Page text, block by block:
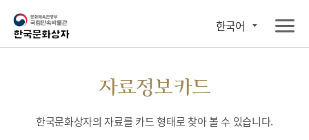
한국어
자료정보카드
한국문화상자의 자료를 카드 형태로 찾아 볼 수 있습니다.